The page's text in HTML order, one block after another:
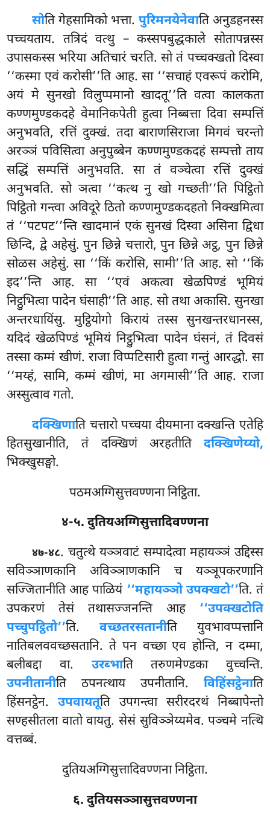
सोतिगेहसामिको भत्ता. पुरिमनयेनेवाति अनुडहनस्स
पच्चयताय. तत्रिदं वत्थु – कस्सपबुद्धकाले सोतापन्नस्स
उपासकस्स भरिया अतिचारं चरति. सो तं पच्चक्खतो दिस्वा
‘‘कस्मा एवं करोसी’’ति आह. सा ‘‘सचाहं एवरूपं करोमि,
अयं मे सुनखो विलुप्पमानो खादतू’’ति वत्वा कालकता
कण्णमुण्डकदहे वेमानिकपेती हुत्वा निब्बत्ता दिवा सम्पत्तिं
अनुभवति, रत्तिं दुक्खं. तदा बाराणसिराजा मिगवं चरन्तो
अरञ्ञं पविसित्वा अनुपुब्बेन कण्णमुण्डकदहं सम्पत्तो ताय
सद्धिं सम्पत्तिं अनुभवति. सा तं वञ्चेत्वा रत्तिं दुक्खं
अनुभवति. सो ञत्वा ‘‘कत्थ नु खो गच्छती’’ति पिट्ठितो
पिट्ठितो गन्त्वा अविदूरे ठितो कण्णमुण्डकदहतो निक्खमित्वा
तं ‘‘पटपट’’न्ति खादमानं एकं सुनखं दिस्वा असिना द्विधा
छिन्दि, द्वे अहेसुं. पुन छिन्ने चत्तारो, पुन छिन्ने अट्ठ, पुन छिन्ने
सोळस अहेसुं. सा ‘‘किं करोसि, सामी’’ति आह. सो ‘‘किं
इद’’न्ति आह. सा ‘‘एवं अकत्वा खेळपिण्डं भूमियं
निट्ठुभित्वा पादेन घंसाही’’ति आह. सो तथा अकासि. सुनखा
अन्तरधायिंसु. मुट्ठियोगो किरायं तस्स सुनखन्तरधानस्स,
यदिदं खेळपिण्डं भूमियं निट्ठुभित्वा पादेन घंसनं, तं दिवसं
तस्सा कम्मं खीणं. राजा विप्पटिसारी हुत्वा गन्तुं आरद्धो. सा
‘‘मय्हं, सामि, कम्मं खीणं, मा अगमासी’’ति आह. राजा
अस्सुत्वाव गतो.
दक्खिणाति चत्तारो पच्चया दीयमाना दक्खन्ति एतेहि
हितसुखानीति, तं दक्खिणं अरहतीति दक्खिणेय्यो,
भिक्खुसङ्घो.
पठमअग्गिसुत्तवण्णना निट्ठिता.
४-५. दुतियअग्गिसुत्तादिवण्णना
४७-४८. चतुत्थे यञ्ञवाटं सम्पादेत्वा महायञ्ञं उद्दिस्स
सविञ्ञाणकानि अविञ्ञाणकानि च यञ्ञूपकरणानि
सज्जितानीति आह पाळियं ‘‘महायञ्ञो उपक्खटो’’ति. तं
उपकरणं तेसं तथासज्जनन्ति आह ‘‘उपक्खटोति
पच्चुपट्ठितो’’ति. वच्छतरसतानीति युवभावप्पत्तानि
नातिबलववच्छसतानि. ते पन वच्छा एव होन्ति, न दम्मा,
बलीबद्दा वा. उरब्भाति तरुणमेण्डका वुच्चन्ति.
उपनीतानीति ठपनत्थाय उपनीतानि. विहिंसट्ठेनाति
हिंसनट्ठेन.उपवायतूति उपगन्त्वा सरीरदरथं निब्बापेन्तो
सण्हसीतला वातो वायतु. सेसं सुविञ्ञेय्यमेव. पञ्चमे नत्थि
वत्तब्बं.
दुतियअग्गिसुत्तादिवण्णना निट्ठिता.
६. दुतियसञ्ञासुत्तवण्णना